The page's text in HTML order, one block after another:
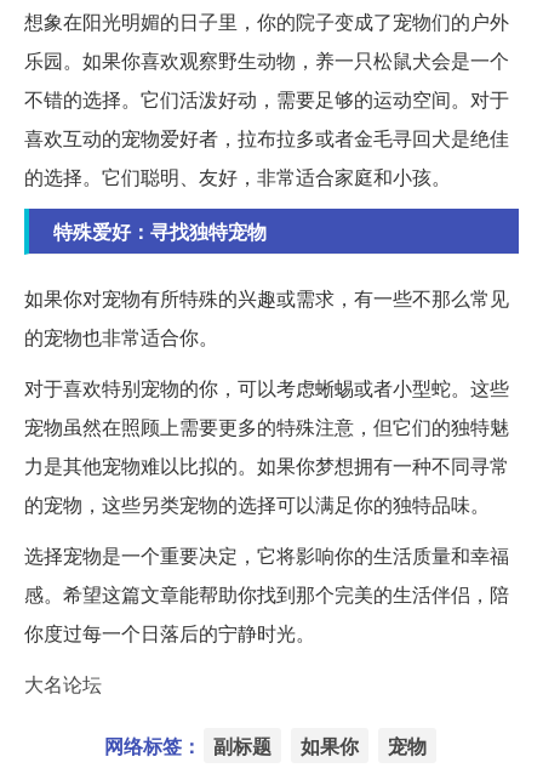
想象在阳光明媚的日子里，你的院子变成了宠物们的户外
乐园。如果你喜欢观察野生动物，养一只松鼠犬会是一个
不错的选择。它们活泼好动，需要足够的运动空间。对于
喜欢互动的宠物爱好者，拉布拉多或者金毛寻回犬是绝佳
的选择。它们聪明、友好，非常适合家庭和小孩。
特殊爱好：寻找独特宠物
如果你对宠物有所特殊的兴趣或需求，有一些不那么常见
的宠物也非常适合你。
对于喜欢特别宠物的你，可以考虑蜥蜴或者小型蛇。这些
宠物虽然在照顾上需要更多的特殊注意，但它们的独特魅
力是其他宠物难以比拟的。如果你梦想拥有一种不同寻常
的宠物，这些另类宠物的选择可以满足你的独特品味。
选择宠物是一个重要决定，它将影响你的生活质量和幸福
感。希望这篇文章能帮助你找到那个完美的生活伴侣，陪
你度过每一个日落后的宁静时光。
大名论坛
网络标签： 副标题 如果你 宠物